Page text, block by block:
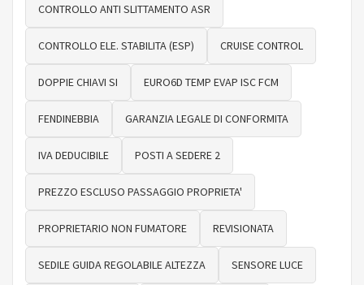
CONTROLLO ANTI SLITTAMENTO ASR
CONTROLLO ELE. STABILITA (ESP) CRUISE CONTROL
DOPPIE CHIAVI SI EURO6D TEMP EVAP ISC FCM
FENDINEBBIA GARANZIA LEGALE DI CONFORMITA
IVA DEDUCIBILE POSTI A SEDERE 2
PREZZO ESCLUSO PASSAGGIO PROPRIETA'
PROPRIETARIO NON FUMATORE REVISIONATA
SEDILE GUIDA REGOLABILE ALTEZZA SENSORE LUCE